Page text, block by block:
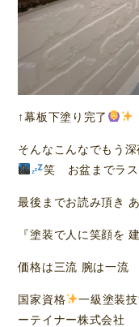
↑幕板下塗り完了
そんなこんなでもう深
笑 お盆までラス
最後までお読み頂き
『塗装で人に笑顔を
価格は三流 腕は一流
国家資格
一級塗装
ーテイナー株式会社